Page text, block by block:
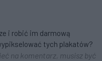
i robić im darmową
tych plakatów?
na komentarz, musisz być